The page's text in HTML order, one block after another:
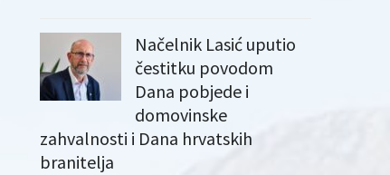
Načelnik Lasić uputio
čestitku povodom
Dana pobjede i
domovinske
zahvalnosti i Dana hrvatskih
branitelja